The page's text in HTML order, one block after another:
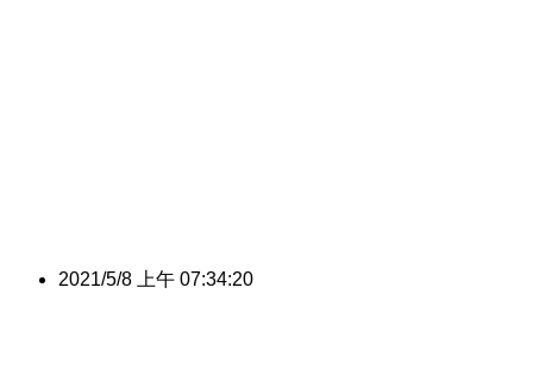
2021/5/8 上午 07:34:20